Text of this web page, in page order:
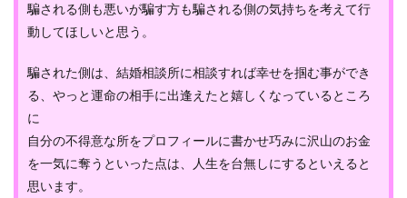
騙される側も悪いが騙す方も騙される側の気持ちを考えて行
動してほしいと思う。
騙された側は、結婚相談所に相談すれば幸せを掴む事ができ
る、やっと運命の相手に出逢えたと嬉しくなっているところ
に
自分の不得意な所をプロフィールに書かせ巧みに沢山のお金
を一気に奪うといった点は、人生を台無しにするといえると
思います。